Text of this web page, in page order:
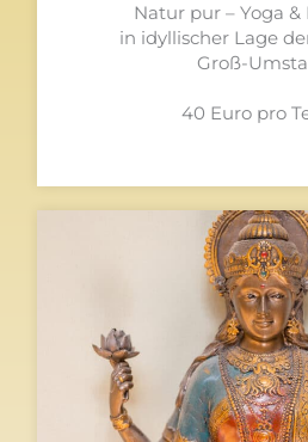
Natur pur – Yoga
in idyllischer Lage
Groß-
40 Euro pro